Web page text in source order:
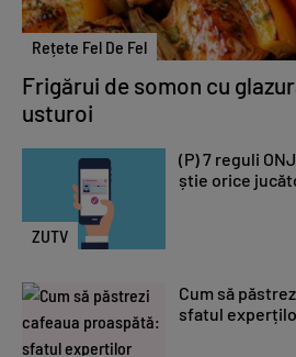
Rețete Fel De Fel
Frigărui de somon cu
usturoi
ZUTV
(P) 7 reguli
știe orice
Cum să
sfatul